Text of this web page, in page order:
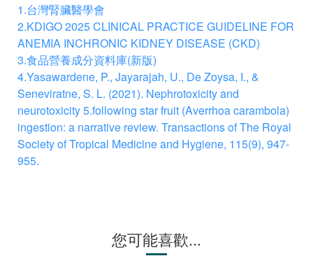
1.台灣腎臟醫學會
2.KDIGO 2025 CLINICAL PRACTICE GUIDELINE FOR
ANEMIA INCHRONIC KIDNEY DISEASE (CKD)
3.食品營養成分資料庫(新版)
4.Yasawardene, P., Jayarajah, U., De Zoysa, I., &
Seneviratne, S. L. (2021). Nephrotoxicity and
neurotoxicity 5.following star fruit (Averrhoa carambola)
ingestion: a narrative review. Transactions of The Royal
Society of Tropical Medicine and Hygiene, 115(9), 947-
955.
您可能喜歡...